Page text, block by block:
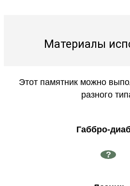
Материалы
Этот памятник можно
разного
Габбро-
?